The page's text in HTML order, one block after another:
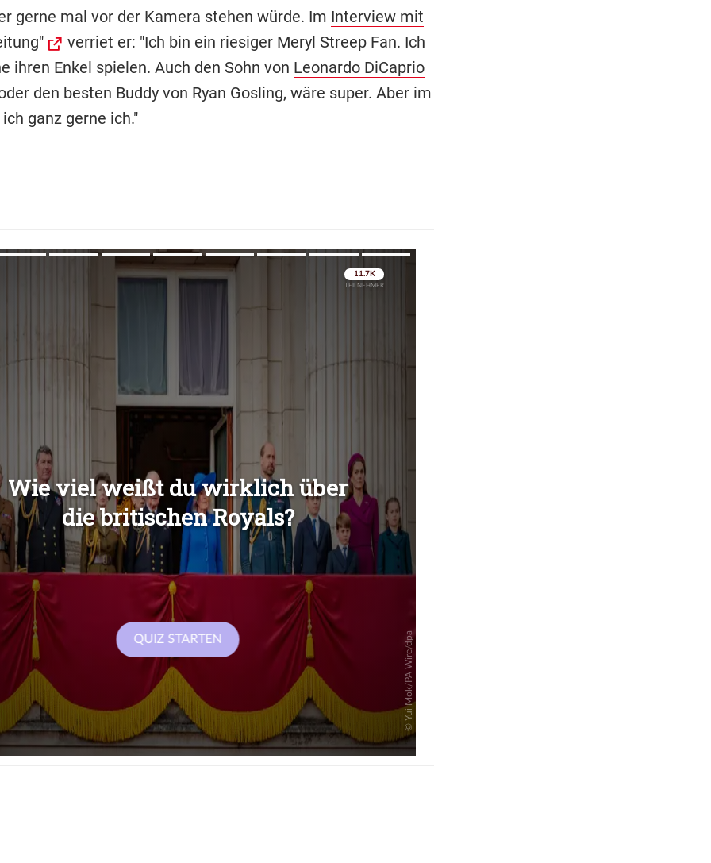
gerne mal vor der Kamera stehen würde. Im Interview mit
verriet er: "Ich bin ein riesiger Meryl StreepFan. Ich
ihren Enkel spielen. Auch den Sohn von Leonardo DiCaprio
den besten Buddy von Ryan Gosling, wäre super. Aber im
ganz gerne ich."
Überspringen